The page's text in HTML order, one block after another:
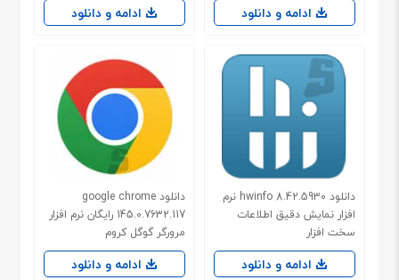
ادامه و دانلود ادامه و دانلود
دانلود hwinfo 8.42.5930 نرم
افزار نمایش دقیق اطلاعات
سخت افزار
ادامه و دانلود
دانلود google chrome
145.0.7632.117 رایگان نرم افزار
مرورگر گوگل کروم
ادامه و دانلود